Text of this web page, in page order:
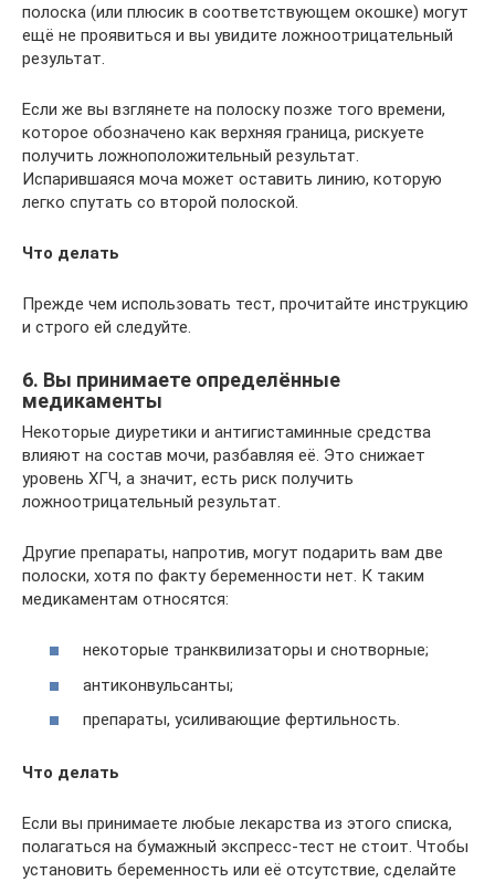
полоска (или плюсик в соответствующем окошке) могут
ещё не проявиться и вы увидите ложноотрицательный
результат.
Если же вы взглянете на полоску позже того времени,
которое обозначено как верхняя граница, рискуете
получить ложноположительный результат.
Испарившаяся моча может оставить линию, которую
легко спутать со второй полоской.
Что делать
Прежде чем использовать тест, прочитайте инструкцию
и строго ей следуйте.
6. Вы принимаете определённые
медикаменты
Некоторые диуретики и антигистаминные средства
влияют на состав мочи, разбавляя её. Это снижает
уровень ХГЧ, а значит, есть риск получить
ложноотрицательный результат.
Другие препараты, напротив, могут подарить вам две
полоски, хотя по факту беременности нет. К таким
медикаментам относятся:
некоторые транквилизаторы и снотворные;
антиконвульсанты;
препараты, усиливающие фертильность.
Что делать
Если вы принимаете любые лекарства из этого списка,
полагаться на бумажный экспресс-тест не стоит. Чтобы
установить беременность или её отсутствие, сделайте